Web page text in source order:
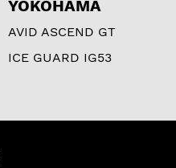
YOKOHAMA
AVID ASCEND GT
ICE GUARD IG53